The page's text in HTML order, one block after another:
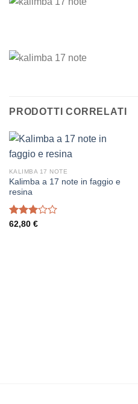
PRODOTTI CORRELATI
KALIMBA 17 NOTE
Kalimba a 17 note in faggio e
resina
Voto
62,80 €